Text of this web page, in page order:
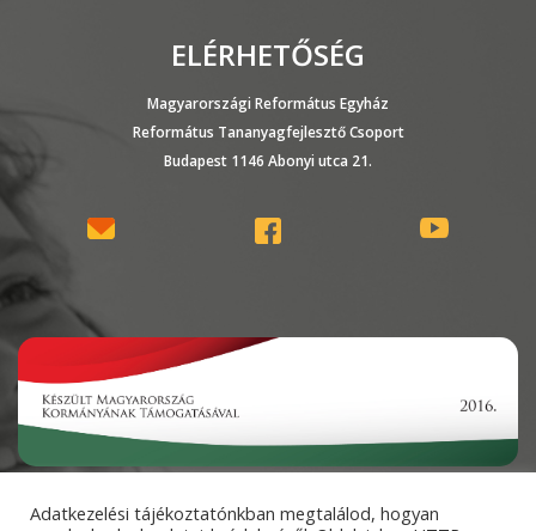
ELÉRHETŐSÉG
Magyarországi Református Egyház
Református Tananyagfejlesztő Csoport
Budapest 1146 Abonyi utca 21.
A fejlesztés az EGYH-KCP-16-P-0127 számú projekt keretében valósul
Adatkezelési tájékoztatónkban megtalálod, hogyan